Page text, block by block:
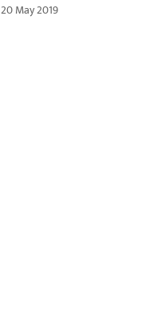
20 May 2019